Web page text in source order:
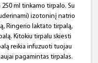
ml tinkamo tirpalo. Su
izotoninį natrio
Ringerio laktato tirpalą,
Kitokiu tirpalu skiesti
reikia infuzuoti tuojau
pagamintas tirpalas.